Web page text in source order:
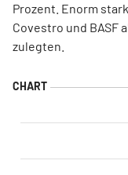
Prozent. Enorm
Covestro und BASF
zulegten.